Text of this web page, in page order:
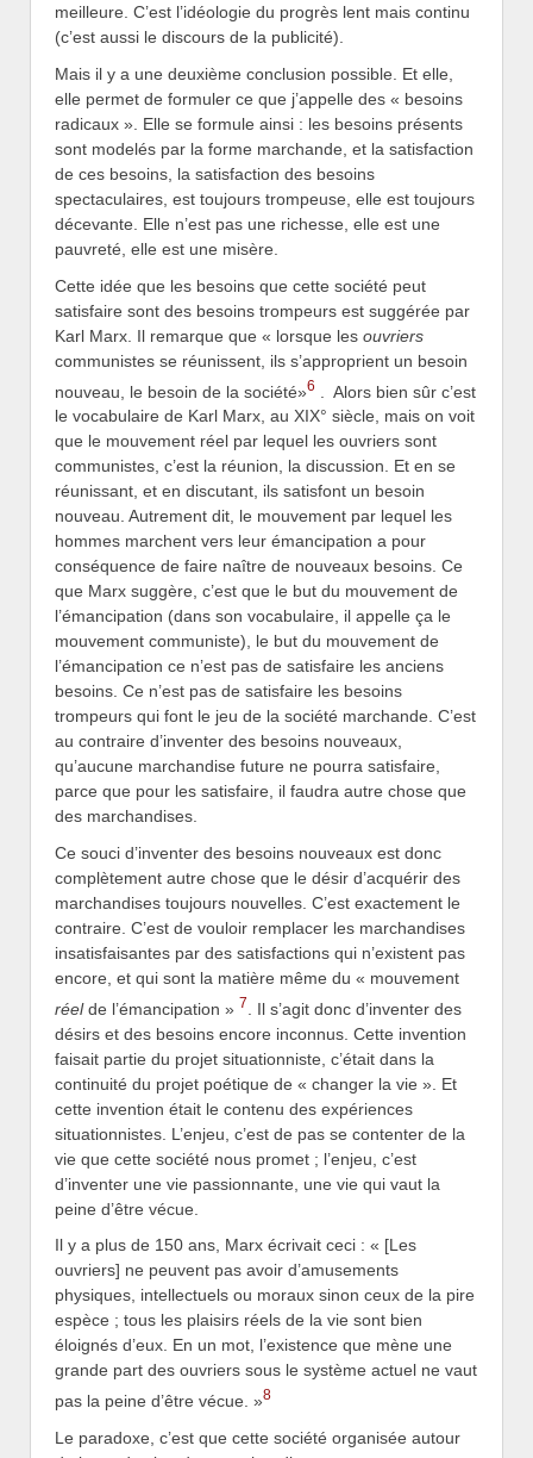
meilleure. C’est l’idéologie du progrès lent mais continu
(c’est aussi le discours de la publicité).
Mais il y a une deuxième conclusion possible. Et elle,
elle permet de formuler ce que j’appelle des « besoins
radicaux ». Elle se formule ainsi : les besoins présents
sont modelés par la forme marchande, et la satisfaction
de ces besoins, la satisfaction des besoins
spectaculaires, est toujours trompeuse, elle est toujours
décevante. Elle n’est pas une richesse, elle est une
pauvreté, elle est une misère.
Cette idée que les besoins que cette société peut
satisfaire sont des besoins trompeurs est suggérée par
Karl Marx. Il remarque que « lorsque les ouvriers
communistes se réunissent, ils s’approprient un besoin
nouveau, le besoin de la société»6
. Alors bien sûr c’est
le vocabulaire de Karl Marx, au XIX° siècle, mais on voit
que le mouvement réel par lequel les ouvriers sont
communistes, c’est la réunion, la discussion. Et en se
réunissant, et en discutant, ils satisfont un besoin
nouveau. Autrement dit, le mouvement par lequel les
hommes marchent vers leur émancipation a pour
conséquence de faire naître de nouveaux besoins. Ce
que Marx suggère, c’est que le but du mouvement de
l’émancipation (dans son vocabulaire, il appelle ça le
mouvement communiste), le but du mouvement de
l’émancipation ce n’est pas de satisfaire les anciens
besoins. Ce n’est pas de satisfaire les besoins
trompeurs qui font le jeu de la société marchande. C’est
au contraire d’inventer des besoins nouveaux,
qu’aucune marchandise future ne pourra satisfaire,
parce que pour les satisfaire, il faudra autre chose que
des marchandises.
Ce souci d’inventer des besoins nouveaux est donc
complètement autre chose que le désir d’acquérir des
marchandises toujours nouvelles. C’est exactement le
contraire. C’est de vouloir remplacer les marchandises
insatisfaisantes par des satisfactions qui n’existent pas
encore, et qui sont la matière même du « mouvement
réelde l’émancipation » 7
. Il s’agit donc d’inventer des
désirs et des besoins encore inconnus. Cette invention
faisait partie du projet situationniste, c’était dans la
continuité du projet poétique de « changer la vie ». Et
cette invention était le contenu des expériences
situationnistes. L’enjeu, c’est de pas se contenter de la
vie que cette société nous promet ; l’enjeu, c’est
d’inventer une vie passionnante, une vie qui vaut la
peine d’être vécue.
Il y a plus de 150 ans, Marx écrivait ceci : « [Les
ouvriers] ne peuvent pas avoir d’amusements
physiques, intellectuels ou moraux sinon ceux de la pire
espèce ; tous les plaisirs réels de la vie sont bien
éloignés d’eux. En un mot, l’existence que mène une
grande part des ouvriers sous le système actuel ne vaut
pas la peine d’être vécue. »8
Le paradoxe, c’est que cette société organisée autour